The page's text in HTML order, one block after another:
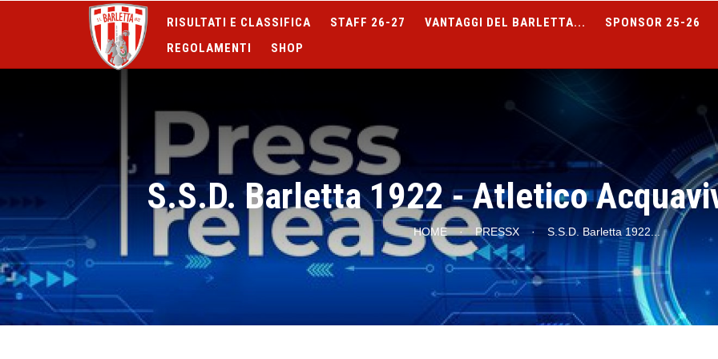
RISULTATI E CLASSIFICA STAFF 26-27 VANTAGGI DEL BARLETTA... SPONSOR 25-26
REGOLAMENTI
SHOP
S.S.D. Barletta 1922 - Atletico
HOME · PRESSX · S.S.D. Barletta 1922...